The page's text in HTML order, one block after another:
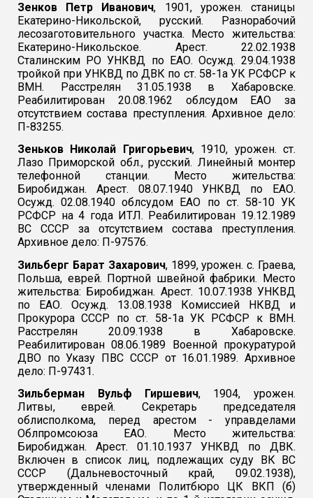
Зенков Петр Иванович, 1901, урожен. станицы
Екатерино-Никольской, русский. Разнорабочий
лесозаготовительного участка. Место жительства:
Екатерино-Никольское. Арест. 22.02.1938
Сталинским РО УНКВД по ЕАО. Осужд. 29.04.1938
тройкой при УНКВД по ДВК по ст. 58-1а УК РСФСР к
ВМН. Расстрелян 31.05.1938 в Хабаровске.
Реабилитирован 20.08.1962 облсудом ЕАО за
отсутствием состава преступления. Архивное дело:
П-83255.
Зеньков Николай Григорьевич, 1910, урожен. ст.
Лазо Приморской обл., русский. Линейный монтер
телефонной станции. Место жительства:
Биробиджан. Арест. 08.07.1940 УНКВД по ЕАО.
Осужд. 02.08.1940 облсудом ЕАО по ст. 58-10 УК
РСФСР на 4 года ИТЛ. Реабилитирован 19.12.1989
ВС СССР за отсутствием состава преступления.
Архивное дело: П-97576.
Зильберг Барат Захарович, 1899, урожен. с. Граева,
Польша, еврей. Портной швейной фабрики. Место
жительства: Биробиджан. Арест. 10.07.1938 УНКВД
по ЕАО. Осужд. 13.08.1938 Комиссией НКВД и
Прокурора СССР по ст. 58-1а УК РСФСР к ВМН.
Расстрелян 20.09.1938 в Хабаровске.
Реабилитирован 08.06.1989 Военной прокуратурой
ДВО по Указу ПВС СССР от 16.01.1989. Архивное
дело: П-97431.
Зильберман Вульф Гиршевич, 1904, урожен.
Литвы, еврей. Секретарь председателя
облисполкома, перед арестом - управделами
Облпромсоюза ЕАО. Место жительства:
Биробиджан. Арест. 01.10.1937 УНКВД по ДВК.
Включен в список лиц, подлежащих суду ВК ВС
СССР (Дальневосточный край, 09.02.1938),
утвержденный членами Политбюро ЦК ВКП (б)